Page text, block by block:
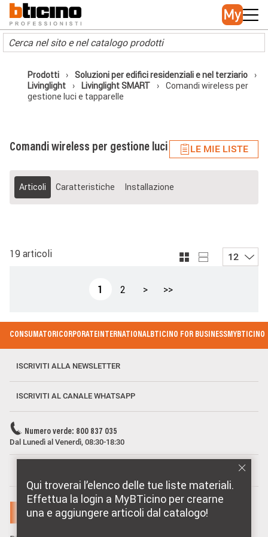
Skip to main content
Main navigation
Prodotti
Soluzioni per edifici residenziali e nel terziario
Livinglight
Livinglight SMART
Comandi wireless per
gestione luci e tapparelle
Comandi wireless per gestione luci e tapparelle
LE MIE LISTE
Articoli Caratteristiche Installazione
19 articoli 12
Pagina attuale
1 Page
2 Pagina successiva
> Ultima pagina
>>
Qui troverai l’elenco delle tue liste materiali.
Effettua la login a MyBTicino per crearne
una e aggiungere articoli dal catalogo!
Footer Menu
CONSUMATORICORPORATEINTERNATIONALBTICINO FOR BUSINESSMYBTICINO
ISCRIVITI ALLA NEWSLETTER
ISCRIVITI AL CANALE WHATSAPP
Numero verde: 800 837 035
Dal Lunedì al Venerdì, 08:30-18:30